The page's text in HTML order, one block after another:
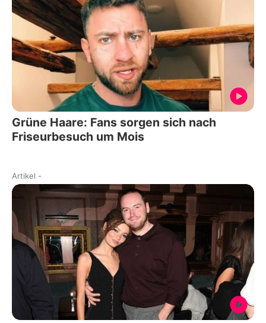
Grüne Haare: Fans sorgen sich nach
Friseurbesuch um Mois
Artikel -